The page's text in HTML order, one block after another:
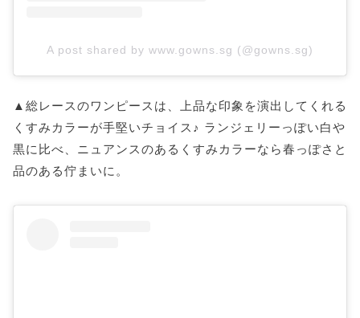
A post shared by www.gowns.sg (@gowns.sg)
▲総レースのワンピースは、上品な印象を演出してくれる
くすみカラーが手堅いチョイス♪ ランジェリーっぽい白や
黒に比べ、ニュアンスのあるくすみカラーなら春っぽさと
品のある佇まいに。